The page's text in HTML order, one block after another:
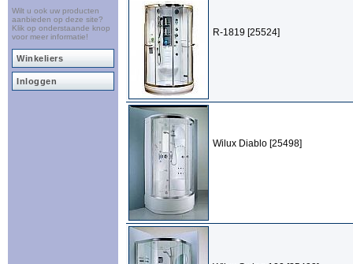
Wilt u ook uw producten
aanbieden op deze site?
Klik op onderstaande knop
voor meer informatie!
Winkeliers
Inloggen
R-1819 [25524]
Wilux Diablo [25498]